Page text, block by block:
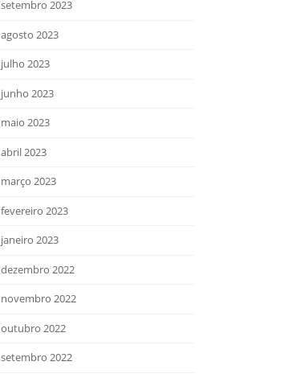
setembro 2023
agosto 2023
julho 2023
junho 2023
maio 2023
abril 2023
março 2023
fevereiro 2023
janeiro 2023
dezembro 2022
novembro 2022
outubro 2022
setembro 2022